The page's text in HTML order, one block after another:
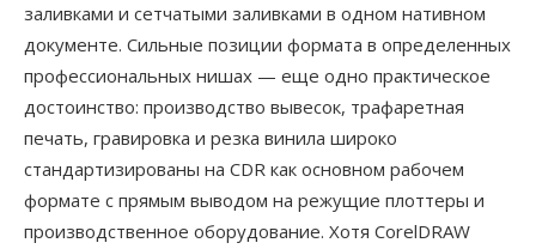
заливками и сетчатыми заливками в одном нативном
документе. Сильные позиции формата в определенных
профессиональных нишах — еще одно практическое
достоинство: производство вывесок, трафаретная
печать, гравировка и резка винила широко
стандартизированы на CDR как основном рабочем
формате с прямым выводом на режущие плоттеры и
производственное оборудование. Хотя CorelDRAW